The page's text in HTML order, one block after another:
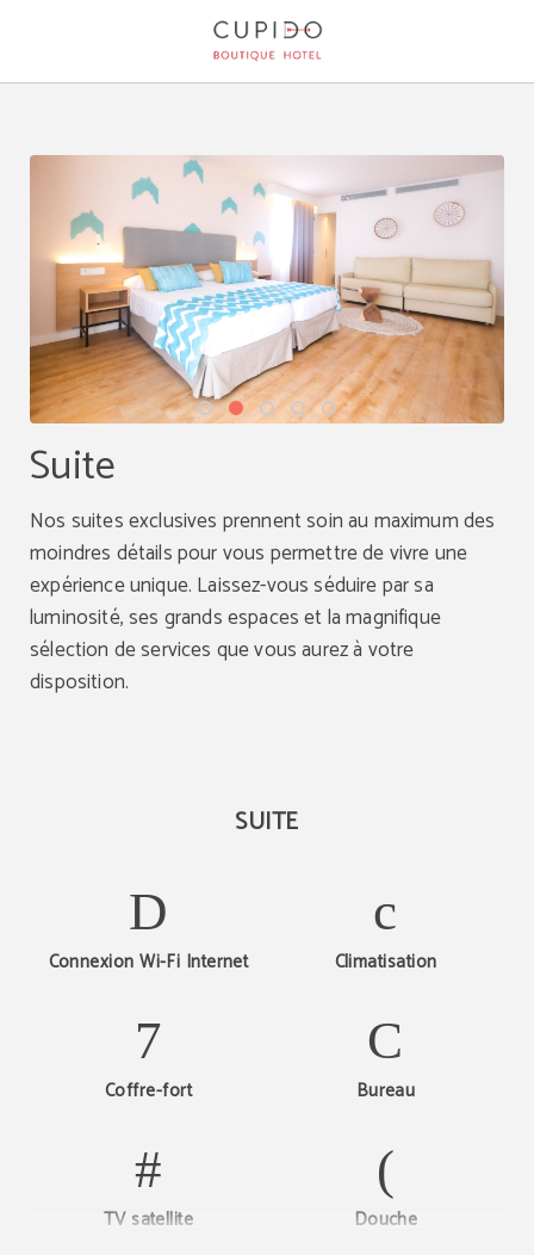
Suite
Nos suites exclusives prennent soin au maximum des
moindres détails pour vous permettre de vivre une
expérience unique. Laissez-vous séduire par sa
luminosité, ses grands espaces et la magnifique
sélection de services que vous aurez à votre
disposition.
SUITE
Connexion Wi-Fi Internet Climatisation
Coffre-fort Bureau
TV satellite
Douche